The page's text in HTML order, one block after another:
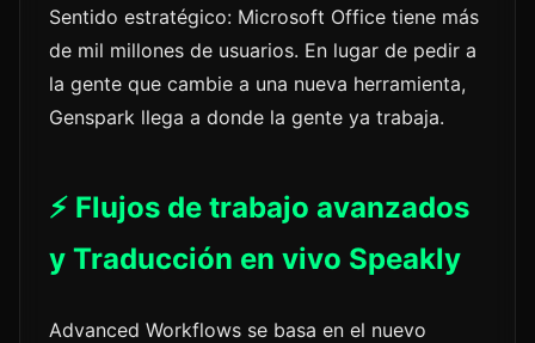
Sentido estratégico: Microsoft Office tiene más
de mil millones de usuarios. En lugar de pedir a
la gente que cambie a una nueva herramienta,
Genspark llega a donde la gente ya trabaja.
⚡ Flujos de trabajo avanzados
y Traducción en vivo Speakly
Advanced Workflows se basa en el nuevo